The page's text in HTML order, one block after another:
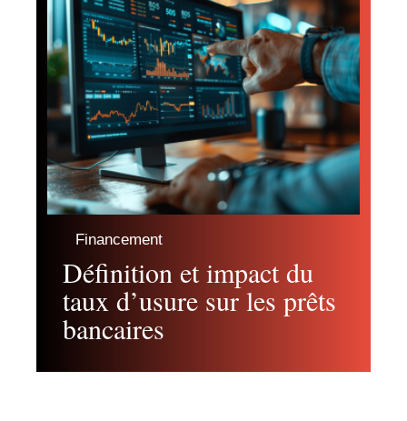
Financement
Définition et impact du
taux d’usure sur les prêts
bancaires